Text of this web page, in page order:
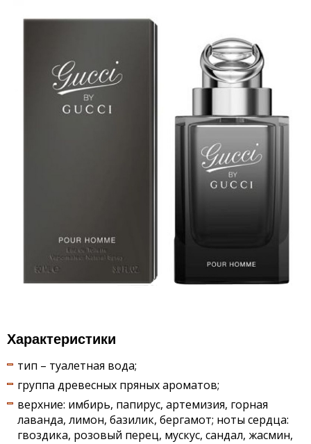
Характеристики
тип – туалетная вода;
группа древесных пряных ароматов;
верхние: имбирь, папирус, артемизия, горная
лаванда, лимон, базилик, бергамот; ноты сердца:
гвоздика, розовый перец, мускус, сандал, жасмин,